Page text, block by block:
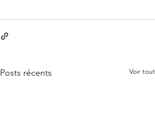
Posts récents Voir tout